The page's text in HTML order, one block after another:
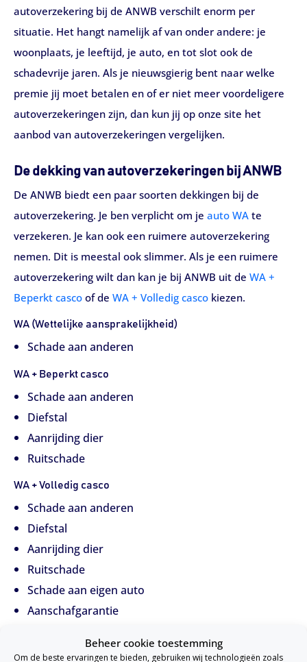
Beheer cookie toestemming
Om de beste ervaringen te bieden, gebruiken wij technologieën zoals
autoverzekering bij de ANWB verschilt enorm per
situatie. Het hangt namelijk af van onder andere: je
woonplaats, je leeftijd, je auto, en tot slot ook de
schadevrije jaren. Als je nieuwsgierig bent naar welke
premie jij moet betalen en of er niet meer voordeligere
autoverzekeringen zijn, dan kun jij op onze site het
aanbod van autoverzekeringen vergelijken.
De dekking van autoverzekeringen bij ANWB
De ANWB biedt een paar soorten dekkingen bij de
autoverzekering. Je ben verplicht om je auto WA te
verzekeren. Je kan ook een ruimere autoverzekering
nemen. Dit is meestal ook slimmer. Als je een ruimere
autoverzekering wilt dan kan je bij ANWB uit de WA +
Beperkt casco of de WA + Volledig casco kiezen.
WA (Wettelijke aansprakelijkheid)
Schade aan anderen
WA + Beperkt casco
Schade aan anderen
Diefstal
Aanrijding dier
Ruitschade
WA + Volledig casco
Schade aan anderen
Diefstal
Aanrijding dier
Ruitschade
Schade aan eigen auto
Aanschafgarantie